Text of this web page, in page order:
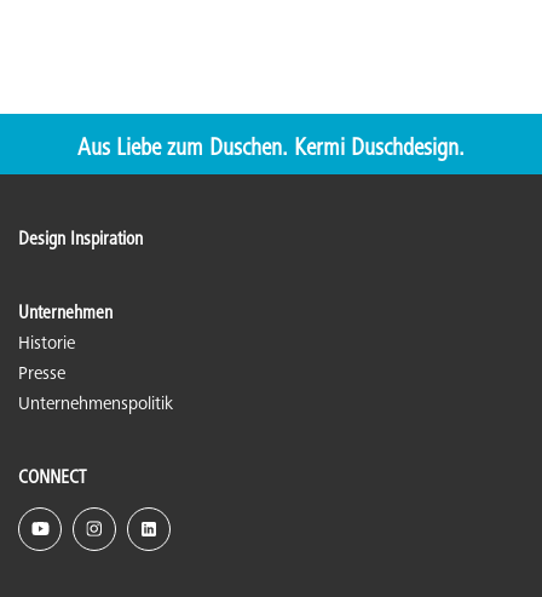
Aus Liebe zum Duschen. Kermi Duschdesign.
Design Inspiration
Unternehmen
Historie
Presse
Unternehmenspolitik
CONNECT